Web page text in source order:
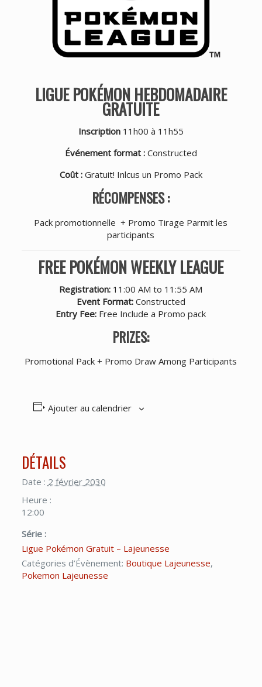
LIGUE POKÉMON HEBDOMADAIRE
GRATUITE
Inscription 11h00 à 11h55
Événement format : Constructed
Coût :Gratuit! Inlcus un Promo Pack
RÉCOMPENSES :
Pack promotionnelle + Promo Tirage Parmit les
participants
FREE POKÉMON WEEKLY LEAGUE
Registration: 11:00 AM to 11:55 AM
Event Format:Constructed
Entry Fee: Free Include a Promo pack
PRIZES:
Promotional Pack + Promo Draw Among Participants
Ajouter au calendrier
DÉTAILS
Date : 2 février 2030
Heure :
12:00
Série :
Ligue Pokémon Gratuit – Lajeunesse
Catégories d’Évènement: Boutique Lajeunesse,
Pokemon Lajeunesse